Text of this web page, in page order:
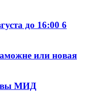
до 16:00 6
или новая
МИД